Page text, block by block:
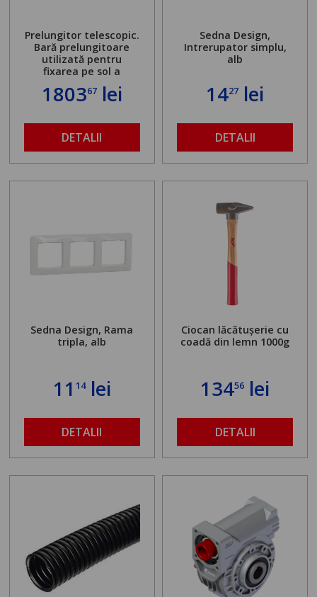
Prelungitor telescopic.
Bară prelungitoare
utilizată pentru
fixarea pe sol a
standului mașinii de
găurit în locul
maximă admisă de 500
kg și înălțime reglabilă
de la 1,8 la 2,9 m
180367lei
DETALII
Sedna Design,
Intrerupator simplu,
alb
1427 lei
DETALII
Sedna Design, Rama
tripla, alb
11 14lei
DETALII
Ciocan lăcătușerie cu
coadă din lemn 1000g
13456 lei
DETALII